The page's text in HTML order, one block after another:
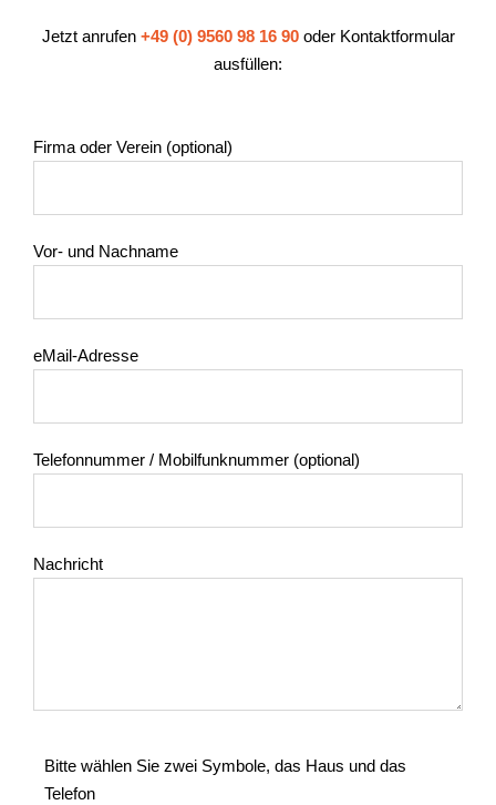
Jetzt anrufen +49 (0) 9560 98 16 90oder Kontaktformular
ausfüllen:
Firma oder Verein (optional)
Vor- und Nachname
eMail-Adresse
Telefonnummer / Mobilfunknummer (optional)
Nachricht
Bitte wählen Sie zwei Symbole, das Haus und das
Telefon